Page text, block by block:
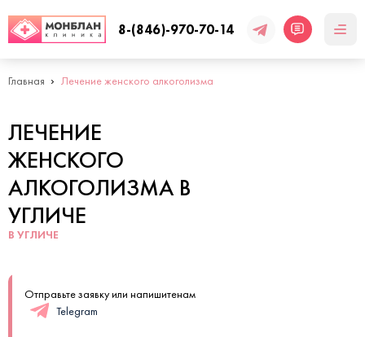
8-(846)-970-70-14
Главная Лечение женского алкоголизма
ЛЕЧЕНИЕ
ЖЕНСКОГО
АЛКОГОЛИЗМА В
УГЛИЧЕ
В УГЛИЧЕ
Отправьте заявку или напишитенам
Telegram